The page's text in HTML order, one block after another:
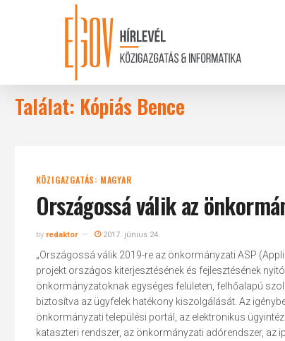
Találat: Kópiás Bence
KÖZIGAZGATÁS: MAGYAR
Országossá válik az
by redaktor 2017. június 24.
„Országossá válik 2019-re az önkormányzati ASP
projekt országos kiterjesztésének és fejlesztésének
önkormányzatoknak egységes felületen, felhőalapú
biztosítva az ügyfelek hatékony kiszolgálását. Az
önkormányzati települési portál, az elektronikus
kataszteri rendszer, az önkormányzati adórendszer, az